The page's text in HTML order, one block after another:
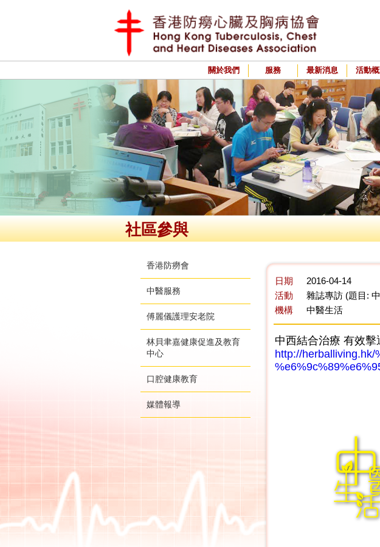
關於我們 服務 最新消息 活動
社區參與
香港防癆會
中醫服務
傅麗儀護理安老院
林貝聿嘉健康促進及教育
中心
口腔健康教育
媒體報導
日期
2016-04-14
活動
雜誌專訪 (題目:
機構
中醫生活
中西結合治療 有效
http://